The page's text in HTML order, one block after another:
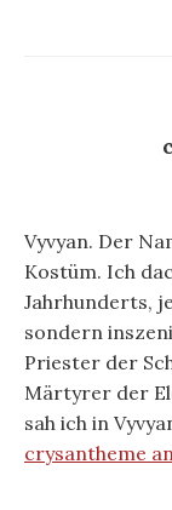
Vyvyan. Der
Kostüm. Ich
Jahrhunderts,
sondern
Priester der
Märtyrer der
sah ich in
crysantheme